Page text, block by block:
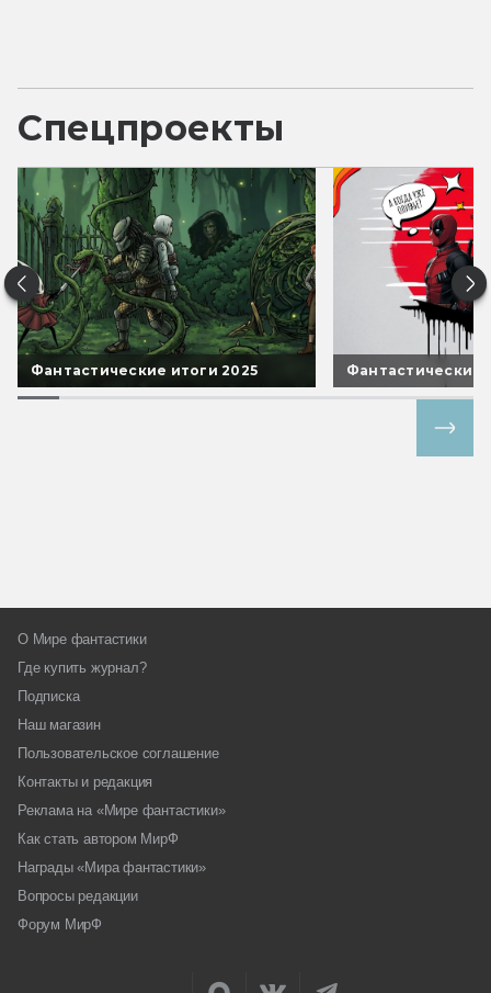
Спецпроекты
Фантастические итоги 2025 Фантастические
О Мире фантастики
Где купить журнал?
Подписка
Наш магазин
Пользовательское соглашение
Контакты и редакция
Реклама на «Мире фантастики»
Как стать автором МирФ
Награды «Мира фантастики»
Вопросы редакции
Форум МирФ